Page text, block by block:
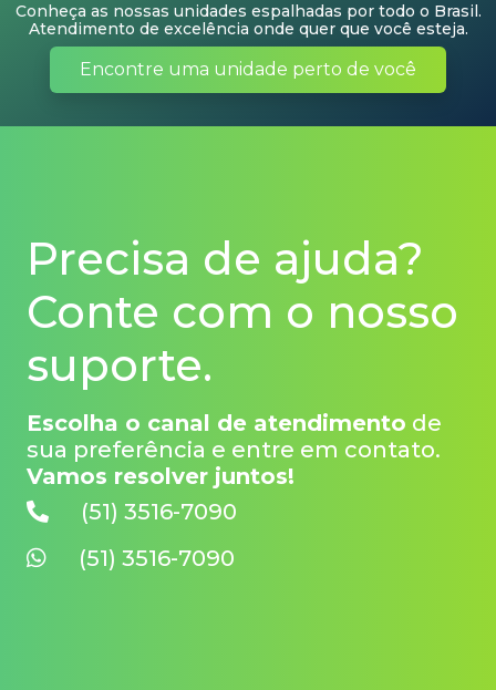
Conheça as nossas unidades espalhadas por todo o Brasil.
Atendimento de excelência onde quer que você esteja.
Encontre uma unidade perto de você
Precisa de ajuda?
Conte com o nosso
suporte.
Escolha o canal de atendimento de
sua preferência e entre em contato.
Vamos resolver juntos!
(51) 3516-7090
(51) 3516-7090